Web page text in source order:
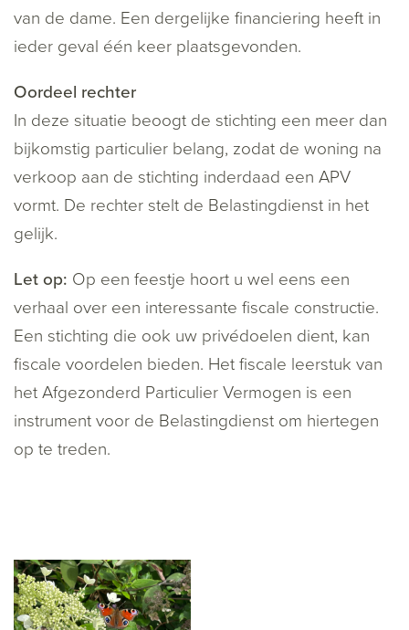
van de dame. Een dergelijke financiering heeft in
ieder geval één keer plaatsgevonden.
Oordeel rechter
In deze situatie beoogt de stichting een meer dan
bijkomstig particulier belang, zodat de woning na
verkoop aan de stichting inderdaad een APV
vormt. De rechter stelt de Belastingdienst in het
gelijk.
Let op: Op een feestje hoort u wel eens een
verhaal over een interessante fiscale constructie.
Een stichting die ook uw privédoelen dient, kan
fiscale voordelen bieden. Het fiscale leerstuk van
het Afgezonderd Particulier Vermogen is een
instrument voor de Belastingdienst om hiertegen
op te treden.